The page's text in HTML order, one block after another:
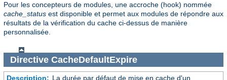
Pour les concepteurs de modules, une accroche (hook) nommée
cache_status est disponible et permet aux modules de répondre aux
résultats de la vérification du cache ci-dessus de manière
personnalisée.
Directive CacheDefaultExpire
Description: La durée par défaut de mise en cache d'un